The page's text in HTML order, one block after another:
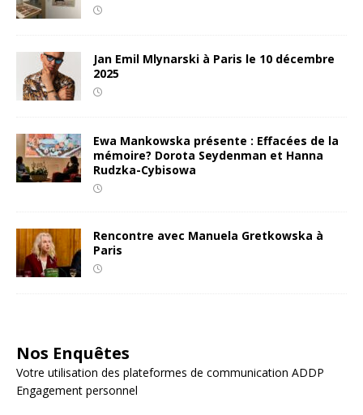
Jan Emil Mlynarski à Paris le 10 décembre
2025
Ewa Mankowska présente : Effacées de la
mémoire? Dorota Seydenman et Hanna
Rudzka-Cybisowa
Rencontre avec Manuela Gretkowska à
Paris
Nos Enquêtes
Votre utilisation des plateformes de communication ADDP
Engagement personnel